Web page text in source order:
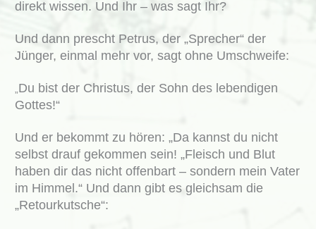
direkt wissen. Und Ihr – was sagt Ihr?
Und dann prescht Petrus, der „Sprecher“ der
Jünger, einmal mehr vor, sagt ohne Umschweife:
„Du bist der Christus, der Sohn des lebendigen
Gottes!“
Und er bekommt zu hören: „Da kannst du nicht
selbst drauf gekommen sein! „Fleisch und Blut
haben dir das nicht offenbart – sondern mein Vater
im Himmel.“ Und dann gibt es gleichsam die
„Retourkutsche“: